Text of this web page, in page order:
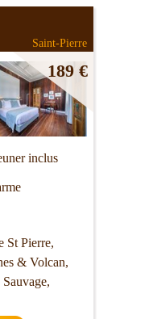
Saint-Pierre
189 €
inclus
St Pierre,
& Volcan,